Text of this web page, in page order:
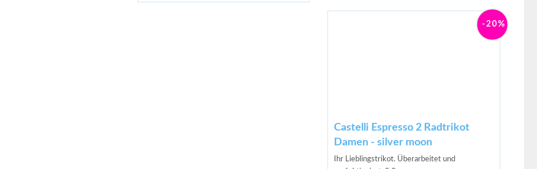
Castelli Espresso 2 Radtrikot
Damen - silver moon
Ihr Lieblingstrikot. Überarbeitet und
-20%